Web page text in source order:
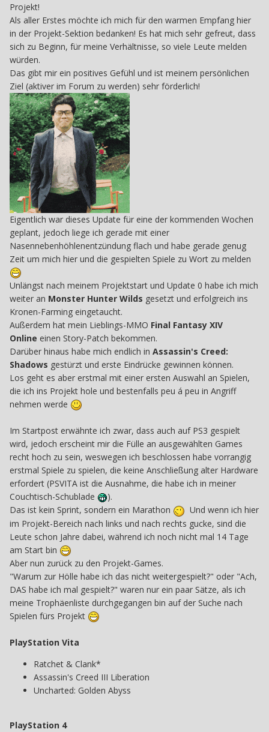
Projekt!
Als aller Erstes möchte ich mich für den warmen Empfang hier
in der Projekt-Sektion bedanken! Es hat mich sehr gefreut, dass
sich zu Beginn, für meine Verhältnisse, so viele Leute melden
würden.
Das gibt mir ein positives Gefühl und ist meinem persönlichen
Ziel (aktiver im Forum zu werden) sehr förderlich!
Eigentlich war dieses Update für eine der kommenden Wochen
geplant, jedoch liege ich gerade mit einer
Nasennebenhöhlenentzündung flach und habe gerade genug
Zeit um mich hier und die gespielten Spiele zu Wort zu melden
Unlängst nach meinem Projektstart und Update 0 habe ich mich
weiter an Monster Hunter Wilds gesetzt und erfolgreich ins
Kronen-Farming eingetaucht.
Außerdem hat mein Lieblings-MMO Final Fantasy XIV
Online einen Story-Patch bekommen.
Darüber hinaus habe mich endlich in Assassin's Creed:
Shadows gestürzt und erste Eindrücke gewinnen können.
Los geht es aber erstmal mit einer ersten Auswahl an Spielen,
die ich ins Projekt hole und bestenfalls peu á peu in Angriff
nehmen werde
Im Startpost erwähnte ich zwar, dass auch auf PS3 gespielt
wird, jedoch erscheint mir die Fülle an ausgewählten Games
recht hoch zu sein, weswegen ich beschlossen habe vorrangig
erstmal Spiele zu spielen, die keine Anschließung alter Hardware
erfordert (PSVITA ist die Ausnahme, die habe ich in meiner
Couchtisch-Schublade
).
Das ist kein Sprint, sondern ein Marathon
Und wenn ich hier
im Projekt-Bereich nach links und nach rechts gucke, sind die
Leute schon Jahre dabei, während ich noch nicht mal 14 Tage
am Start bin
Aber nun zurück zu den Projekt-Games.
"Warum zur Hölle habe ich das nicht weitergespielt?" oder "Ach,
DAS habe ich mal gespielt?" waren nur ein paar Sätze, als ich
meine Trophäenliste durchgegangen bin auf der Suche nach
Spielen fürs Projekt
PlayStation Vita
Ratchet & Clank*
Assassin's Creed III Liberation
Uncharted: Golden Abyss
PlayStation 4